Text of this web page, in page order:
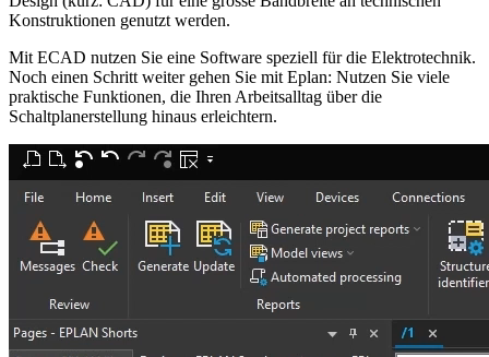
Konstruktionen genutzt werden.
Mit ECAD nutzen Sie eine Software speziell für die Elektrotechnik.
Noch einen Schritt weiter gehen Sie mit Eplan: Nutzen Sie viele
praktische Funktionen, die Ihren Arbeitsalltag über die
Schaltplanerstellung hinaus erleichtern.